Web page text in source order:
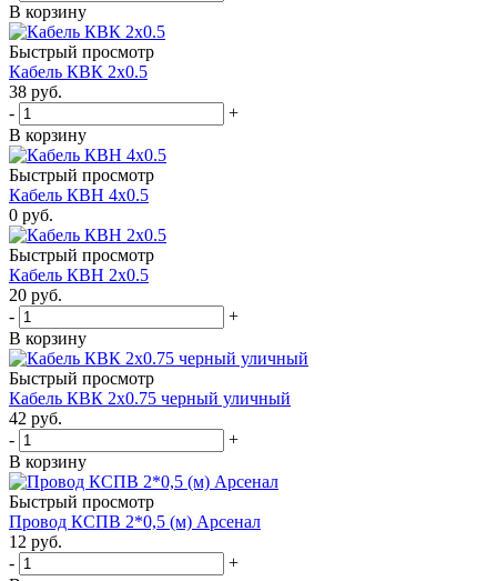
В корзину
Быстрый просмотр
Кабель КВК 2х0.5
38 руб.
-
+
В корзину
Быстрый просмотр
Кабель КВН 4х0.5
0 руб.
Быстрый просмотр
Кабель КВН 2х0.5
20 руб.
-
+
В корзину
Быстрый просмотр
Кабель КВК 2х0.75 черный уличный
42 руб.
-
+
В корзину
Быстрый просмотр
Провод КСПВ 2*0,5 (м) Арсенал
12 руб.
-
+